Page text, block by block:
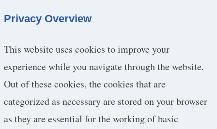
Privacy Overview
This website uses cookies to improve your
experience while you navigate through the website.
Out of these cookies, the cookies that are
categorized as necessary are stored on your browser
as they are essential for the working of basic